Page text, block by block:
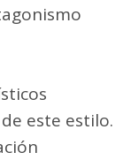
este estilo.